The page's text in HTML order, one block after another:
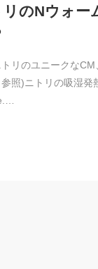
のNウォー
リのユニークなCM
照)ニトリの吸湿発